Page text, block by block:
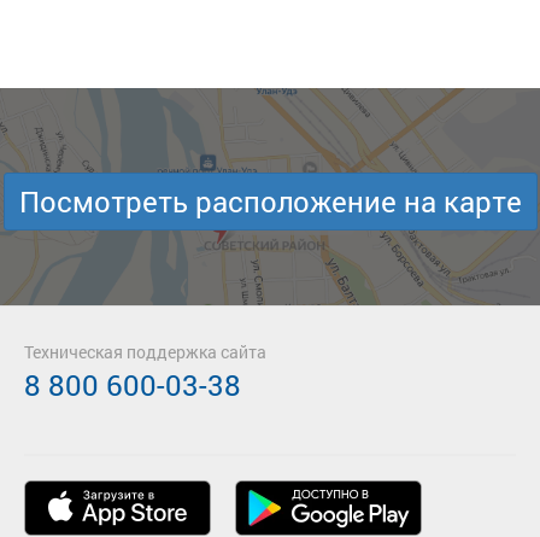
Посмотреть расположение на карте
Техническая поддержка сайта
8 800 600-03-38